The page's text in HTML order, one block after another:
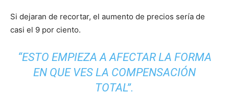
Si dejaran de recortar, el aumento de precios sería de
casi el 9 por ciento.
“ESTO EMPIEZA A AFECTAR LA FORMA
EN QUE VES LA COMPENSACIÓN
TOTAL”.